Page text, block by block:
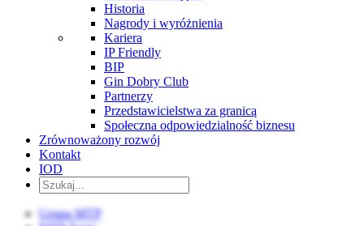
Historia
Nagrody i wyróżnienia
Kariera
IP Friendly
BIP
Gin Dobry Club
Partnerzy
Przedstawicielstwa za granicą
Społeczna odpowiedzialność biznesu
Zrównoważony rozwój
Kontakt
IOD
Grupa MTP